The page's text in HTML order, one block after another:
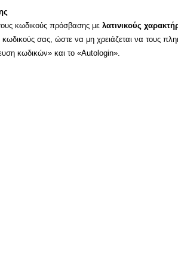
κωδικούς πρόσβασης μελατινικούς
σας, ώστε να μη χρειάζεται να τους
κωδικών» και το «Autologin».